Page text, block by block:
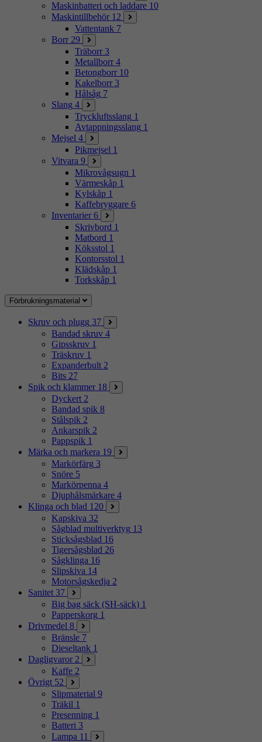
Maskinbatteri och laddare 10
Maskintillbehör 12
Vattentank 7
Borr 29
Träborr 3
Metallborr 4
Betongborr 10
Kakelborr 3
Hålsåg 7
Slang 4
Tryckluftsslang 1
Avtappningsslang 1
Mejsel 4
Pikmejsel 1
Vitvara 9
Mikrovågsugn 1
Värmeskåp 1
Kylskåp 1
Kaffebryggare 6
Inventarier 6
Skrivbord 1
Matbord 1
Köksstol 1
Kontorsstol 1
Klädskåp 1
Torkskåp 1
Förbrukningsmaterial
Skruv och plugg 37
Bandad skruv 4
Gipsskruv 1
Träskruv 1
Expanderbult 2
Bits 27
Spik och klammer 18
Dyckert 2
Bandad spik 8
Stålspik 2
Ankarspik 2
Pappspik 1
Märka och markera 19
Markörfärg 3
Snöre 5
Markörpenna 4
Djuphålsmärkare 4
Klinga och blad 120
Kapskiva 32
Sågblad multiverktyg 13
Sticksågsblad 16
Tigersågsblad 26
Sågklinga 16
Slipskiva 14
Motorsågskedja 2
Sanitet 37
Big bag säck (SH-säck) 1
Papperskorg 1
Drivmedel 8
Bränsle 7
Dieseltank 1
Dagligvaror 2
Kaffe 2
Övrigt 52
Slipmaterial 9
Träkil 1
Presenning 1
Batteri 3
Lampa 11